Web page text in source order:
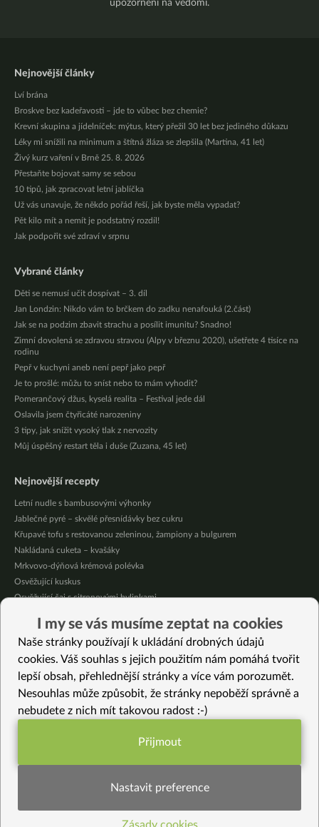
upozornění na vědomí.
Nejnovější články
Lví brána
Broskve bez kadeřavosti – jde to vůbec bez chemie?
Krevní skupina a jídelníček: mýtus, který přežil 30 let bez jediného důkazu
Léky mi snížili na minimum a štítná žláza se zlepšila (Martina, 41 let)
Živý kurz vaření v Brně 25. 8. 2026
Přestaňte bojovat samy se sebou
10 tipů, jak zpracovat letní jablíčka
Už vás unavuje, že někdo pořád řeší, jak byste měla vypadat?
Pět kilo mít a nemít je podstatný rozdíl!
Jak podpořit své zdraví v srpnu
Vybrané články
Děti se nemusí učit dospívat – 3. díl
Jan Londzin: Nikdo vám to brčkem do zadku nenafouká (2.část)
Jak se na podzim zbavit strachu a posílit imunitu? Snadno!
Zimní dovolená se zdravou stravou (Alpy v březnu 2020), ušetřete 4 tisíce na
rodinu
Pepř v kuchyni aneb není pepř jako pepř
Je to prošlé: můžu to sníst nebo to mám vyhodit?
Pomerančový džus, kyselá realita – Festival jede dál
Oslavila jsem čtyřicáté narozeniny
3 tipy, jak snížit vysoký tlak z nervozity
Můj úspěšný restart těla i duše (Zuzana, 45 let)
Nejnovější recepty
Letní nudle s bambusovými výhonky
Jablečné pyré – skvělé přesnídávky bez cukru
Křupavé tofu s restovanou zeleninou, žampiony a bulgurem
Nakládaná cuketa – kvašáky
Mrkvovo-dýňová krémová polévka
Osvěžující kuskus
Osvěžující čaj s citronovými bylinkami
Čokoládové muffiny s mangovým krémem
Meruňky a jablka v citrónovém želé
Vybrané recepty
Madeleine – slané křupavé madlenky
Sezamové sušenky k čaji (bezlepkové)
Segedínský guláš s tempehem
Letní polévka se zeleninou a houbami shitake
Mrkev na tamarindu
I my se vás musíme zeptat na cookies
Naše stránky používají k ukládání drobných údajů
cookies. Váš souhlas s jejich použitím nám pomáhá tvořit
lepší obsah, přehlednější stránky a více vám porozumět.
Nesouhlas může způsobit, že stránky nepoběží správně a
nebudete z nich mít takovou radost :-)
Funkční nastavení potřebujeme (vždy
Přijmout
Nastavit preference